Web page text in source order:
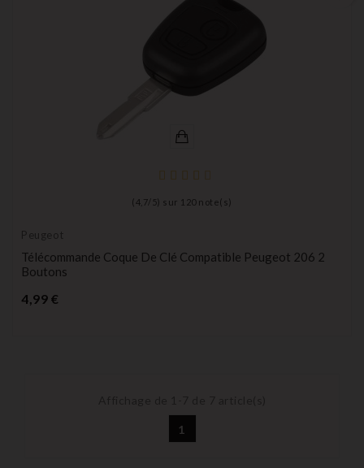
( 4,7/ 5) sur 120note(s)
Peugeot
Télécommande Coque De Clé Compatible Peugeot 206 2
Boutons
4,99 €
1